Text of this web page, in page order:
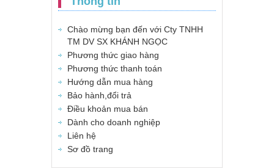
Chào mừng bạn đến với Cty TNHH
TM DV SX KHÁNH NGỌC
Phương thức giao hàng
Phương thức thanh toán
Hướng dẫn mua hàng
Bảo hành,đổi trả
Điều khoản mua bán
Dành cho doanh nghiệp
Liên hệ
Sơ đồ trang